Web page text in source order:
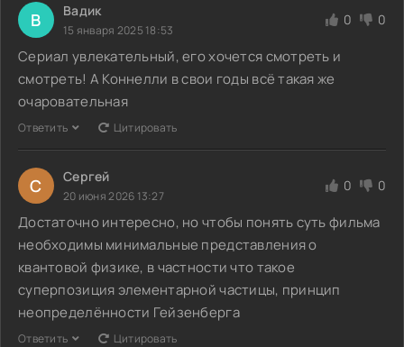
В Вадик
15 января 2025 18:53
0 0
Сериал увлекательный, его хочется смотреть и
смотреть! А Коннелли в свои годы всё такая же
очаровательная
Ответить Цитировать
С Сергей
20 июня 2026 13:27
0 0
Достаточно интересно, но чтобы понять суть фильма
необходимы минимальные представления о
квантовой физике, в частности что такое
суперпозиция элементарной частицы, принцип
неопределённости Гейзенберга
Ответить Цитировать